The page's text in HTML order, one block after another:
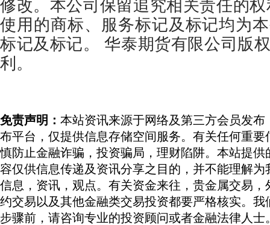
修改。本公司保留追究相关责任的
使用的商标、服务标记及标记均为
标记及标记。 华泰期货有限公司版
利。
免责声明： 本站资讯来源于网络及第三方会员发
布平台，仅提供信息存储空间服务。有关任何重
慎防止金融诈骗，投资骗局，理财陷阱。本站提
容仅供信息传递及资讯分享之目的，并不能理解
信息，资讯，观点。有关资金来往，贵金属交易
约交易以及其他金融类交易投资都要严格核实。
步骤前，请咨询专业的投资顾问或者金融法律人